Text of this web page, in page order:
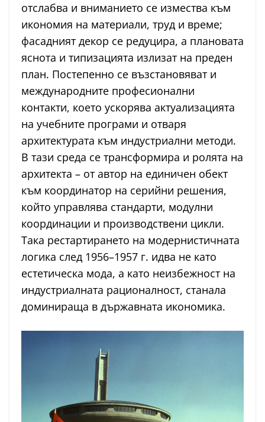
отслабва и вниманието се измества към
икономия на материали, труд и време;
фасадният декор се редуцира, а плановата
яснота и типизацията излизат на преден
план. Постепенно се възстановяват и
международните професионални
контакти, което ускорява актуализацията
на учебните програми и отваря
архитектурата към индустриални методи.
В тази среда се трансформира и ролята на
архитекта – от автор на единичен обект
към координатор на серийни решения,
който управлява стандарти, модулни
координации и производствени цикли.
Така рестартирането на модернистичната
логика след 1956–1957 г. идва не като
естетическа мода, а като неизбежност на
индустриалната рационалност, станала
доминираща в държавната икономика.